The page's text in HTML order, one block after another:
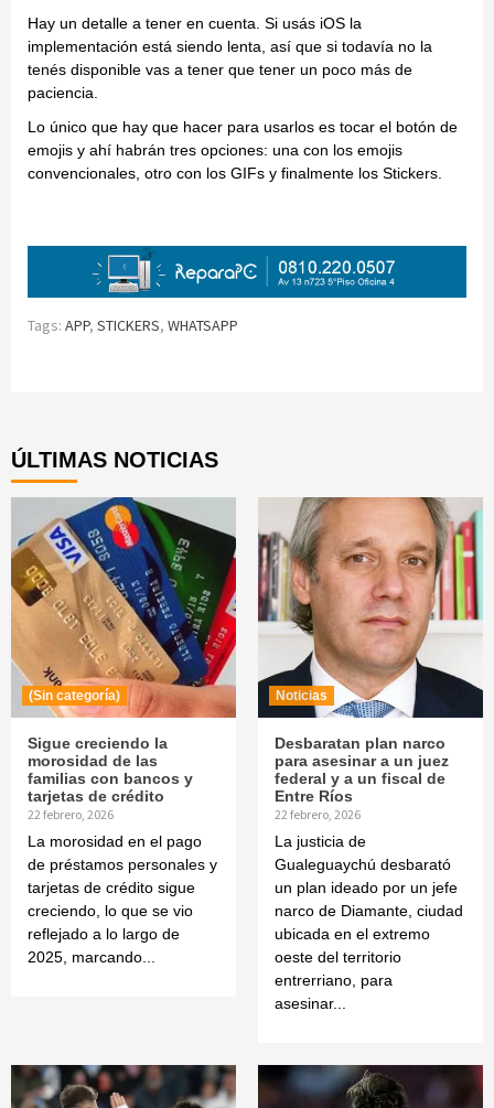
Hay un detalle a tener en cuenta. Si usás iOS la
implementación está siendo lenta, así que si todavía no la
tenés disponible vas a tener que tener un poco más de
paciencia.
Lo único que hay que hacer para usarlos es tocar el botón de
emojis y ahí habrán tres opciones: una con los emojis
convencionales, otro con los GIFs y finalmente los Stickers.
Tags: APP, STICKERS, WHATSAPP
ÚLTIMAS NOTICIAS
(Sin categoría)
Sigue creciendo la
morosidad de las
familias con bancos y
tarjetas de crédito
22 febrero, 2026
La morosidad en el pago
de préstamos personales y
tarjetas de crédito sigue
creciendo, lo que se vio
reflejado a lo largo de
2025, marcando...
Noticias
Desbaratan plan narco
para asesinar a un juez
federal y a un fiscal de
Entre Ríos
22 febrero, 2026
La justicia de
Gualeguaychú desbarató
un plan ideado por un jefe
narco de Diamante, ciudad
ubicada en el extremo
oeste del territorio
entrerriano, para
asesinar...